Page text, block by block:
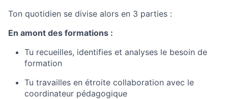
Ton quotidien se divise alors en 3 parties :
En amont des formations :
Tu recueilles, identifies et analyses le besoin de
formation
Tu travailles en étroite collaboration avec le
coordinateur pédagogique